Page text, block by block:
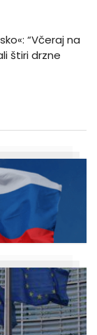
“Včeraj na
štiri drzne